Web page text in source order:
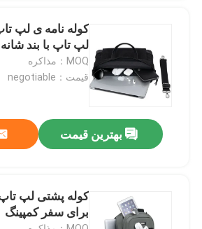
کنترل کیفیت
درخواست نقل قول
کوله پشتی لپ تاپ
کیف های لپ تاپ تجاری
کوله نامه ی لپ
لپ تاپ با بند
MOQ：مذاکره
قیمت：negotiable
بهترین قیمت
برای سفر کمپینگ